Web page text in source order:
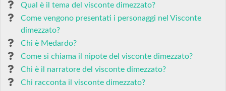
Qual è il tema del visconte dimezzato?
Come vengono presentati i personaggi nel Visconte
dimezzato?
Chi è Medardo?
Come si chiama il nipote del visconte dimezzato?
Chi è il narratore del visconte dimezzato?
Chi racconta il visconte dimezzato?